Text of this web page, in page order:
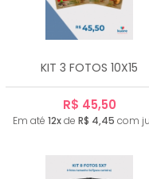
KIT 3 FOTOS 10X15
R$ 45,50
Em até 12xde R$ 4,45 com